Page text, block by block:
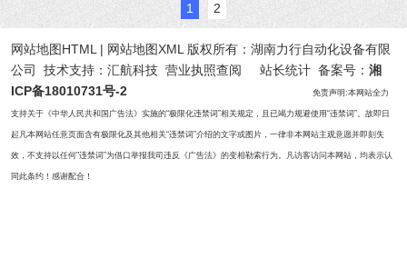
1 2
网站地图HTML | 网站地图XML 版权所有： 湖南力行自动化设备有限
公司
技术支持：汇航科技 营业执照查阅 站长统计 备案号： 湘
ICP备18010731号-2
免责声明:本网站全力
支持关于《中华人民共和国广告法》实施的“极限化违禁词”相关规定，且已竭力规避使用“违禁词”。故即日
起凡本网站任意页面含有极限化及其他相关“违禁词”介绍的文字或图片，一律非本网站主观意愿并即刻失
效，不支持以任何"违禁词”为借口举报我司违反《广告法》的变相勒索行为。凡访客访问本网站，均表示认
同此条约！感谢配合！